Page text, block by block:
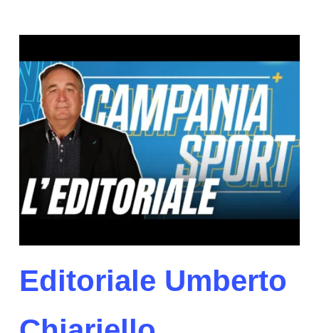
Editoriale Umberto